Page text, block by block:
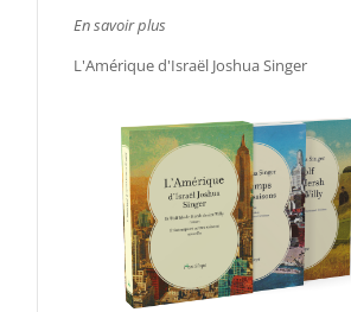
En savoir plus
L'Amérique d'Israël Joshua Singer